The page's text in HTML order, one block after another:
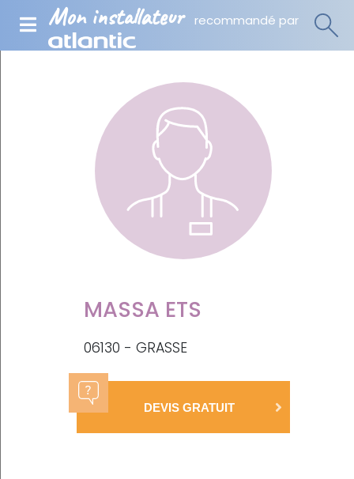
Mon installateur recommandé par
MASSA ETS
06130 - GRASSE
DEVIS GRATUIT